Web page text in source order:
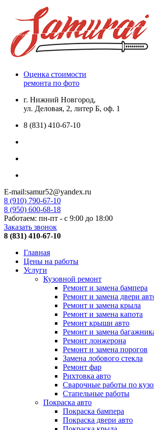
Оценка стоимости
ремонта по фото
г. Нижний Новгород,
ул. Деловая, 2, литер Б, оф. 1
8 (831) 410-67-10
E-mail:samur52@yandex.ru
8 (910) 790-67-10
8 (950) 600-68-18
Работаем: пн-пт - с 9:00 до 18:00
Заказать звонок
8 (831) 410-67-10
Главная
Цены на работы
Услуги
Кузовной ремонт
Ремонт и замена бампера
Ремонт и замена двери
Ремонт и замена крыла
Ремонт и замена капота
Ремонт крыши авто
Ремонт и замена
Ремонт лонжерона
Ремонт и замена порогов
Замена лобового стекла
Ремонт фар
Рихтовка авто
Сварочные работы по
Стапельные работы
Покраска авто
Покраска бампера
Покраска двери авто